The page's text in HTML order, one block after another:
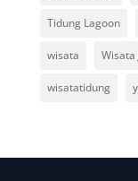
Tidung Lagoon
wisata Wisata
wisatatidung